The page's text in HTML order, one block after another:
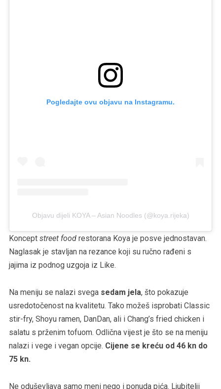
Pogledajte ovu objavu na Instagramu.
Objavu dijeli KOYA – Asian Noodles (@koya.rijeka)
Koncept street foodrestorana Koya je posve jednostavan.
Naglasak je stavljan na rezance koji su ručno rađeni s
jajima iz podnog uzgoja iz Like.
Na meniju se nalazi svega sedam jela, što pokazuje
usredotočenost na kvalitetu. Tako možeš isprobati Classic
stir-fry, Shoyu ramen, DanDan, ali i Chang’s fried chicken i
salatu s prženim tofuom. Odlična vijest je što se na meniju
nalazi i vege i vegan opcije. Cijene se kreću od 46 kn do
75 kn.
Ne oduševljava samo meni nego i ponuda pića. Ljubitelji